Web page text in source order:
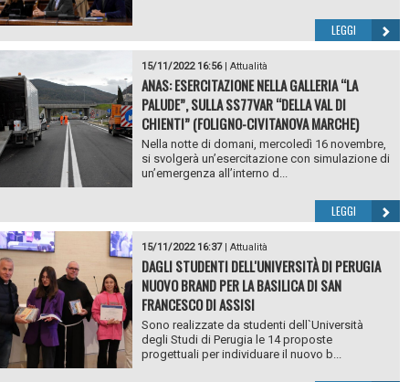
LEGGI
15/11/2022 16:56| Attualità
ANAS: ESERCITAZIONE NELLA GALLERIA “LA
PALUDE”, SULLA SS77VAR “DELLA VAL DI
CHIENTI” (FOLIGNO-CIVITANOVA MARCHE)
Nella notte di domani, mercoledì 16 novembre,
si svolgerà un’esercitazione con simulazione di
un’emergenza all’interno d...
LEGGI
15/11/2022 16:37| Attualità
DAGLI STUDENTI DELL'UNIVERSITÀ DI PERUGIA
NUOVO BRAND PER LA BASILICA DI SAN
FRANCESCO DI ASSISI
Sono realizzate da studenti dell`Università
degli Studi di Perugia le 14 proposte
progettuali per individuare il nuovo b...